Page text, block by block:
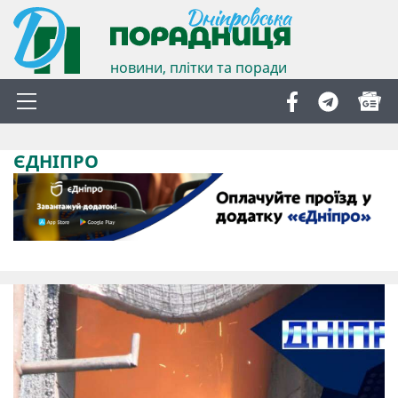
новини, плітки та поради
ЄДНІПРО